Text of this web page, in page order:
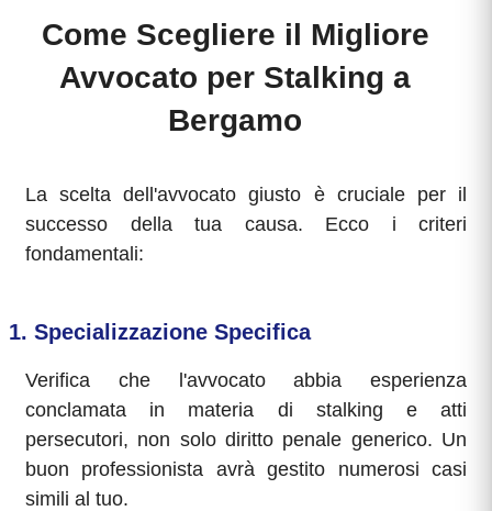
Come Scegliere il Migliore
Avvocato per Stalking a
Bergamo
La scelta dell'avvocato giusto è cruciale per il
successo della tua causa. Ecco i criteri
fondamentali:
1. Specializzazione Specifica
Verifica che l'avvocato abbia esperienza
conclamata in materia di stalking e atti
persecutori, non solo diritto penale generico. Un
buon professionista avrà gestito numerosi casi
simili al tuo.